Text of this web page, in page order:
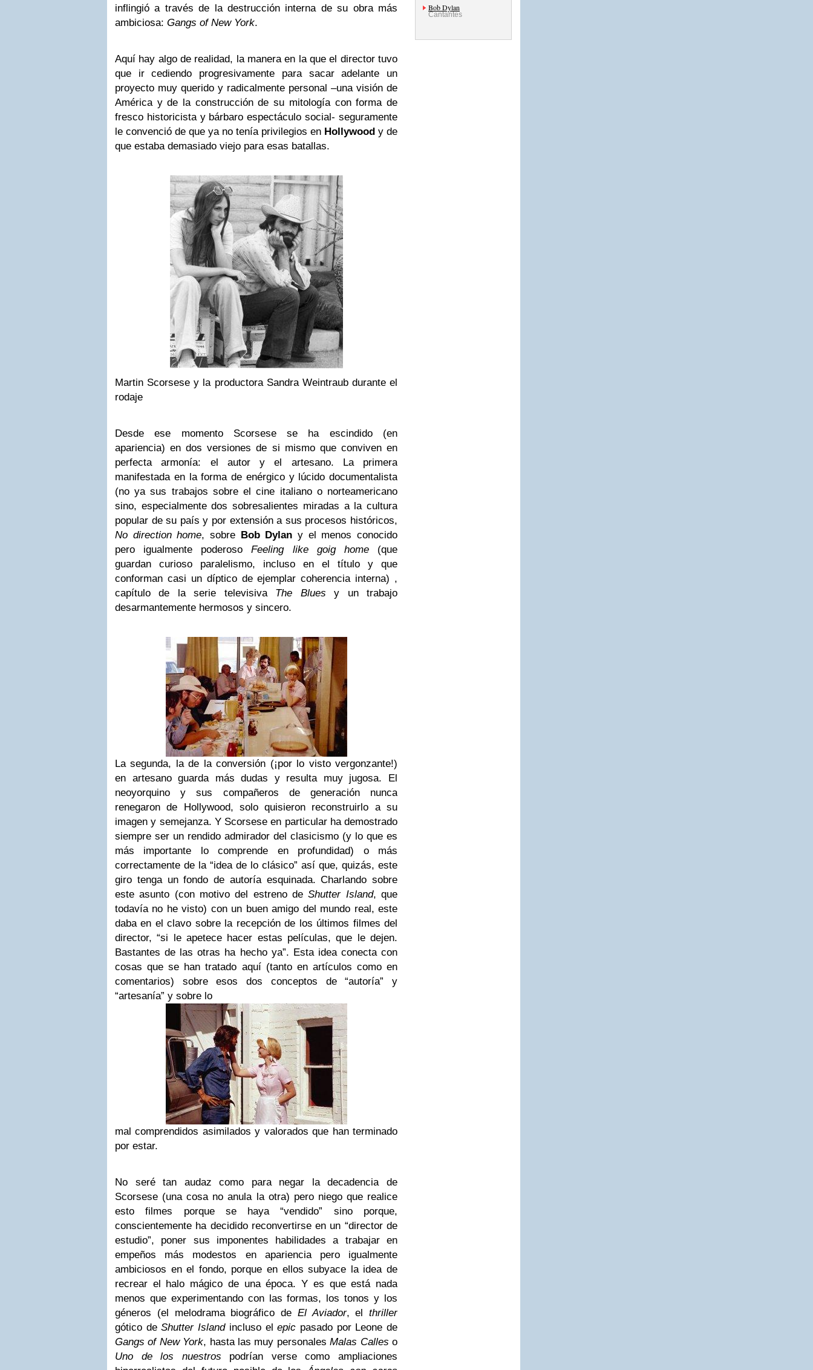
inflingió a través de la destrucción interna de su obra más
ambiciosa: Gangs of New York.
Aquí hay algo de realidad, la manera en la que el director tuvo
que ir cediendo progresivamente para sacar adelante un
proyecto muy querido y radicalmente personal –una visión de
América y de la construcción de su mitología con forma de
fresco historicista y bárbaro espectáculo social- seguramente
le convenció de que ya no tenía privilegios en Hollywood y de
que estaba demasiado viejo para esas batallas.
Martin Scorsese y la productora Sandra Weintraub durante el
rodaje
Desde ese momento Scorsese se ha escindido (en
apariencia) en dos versiones de si mismo que conviven en
perfecta armonía: el autor y el artesano. La primera
manifestada en la forma de enérgico y lúcido documentalista
(no ya sus trabajos sobre el cine italiano o norteamericano
sino, especialmente dos sobresalientes miradas a la cultura
popular de su país y por extensión a sus procesos históricos,
No direction home, sobre Bob Dylan y el menos conocido
pero igualmente poderosoFeeling like goig home(que
guardan curioso paralelismo, incluso en el título y que
conforman casi un díptico de ejemplar coherencia interna) ,
capítulo de la serie televisiva The Blues y un trabajo
desarmantemente hermosos y sincero.
La segunda, la de la conversión (¡por lo visto vergonzante!)
en artesano guarda más dudas y resulta muy jugosa. El
neoyorquino y sus compañeros de generación nunca
renegaron de Hollywood, solo quisieron reconstruirlo a su
imagen y semejanza. Y Scorsese en particular ha demostrado
siempre ser un rendido admirador del clasicismo (y lo que es
más importante lo comprende en profundidad) o más
correctamente de la “idea de lo clásico” así que, quizás, este
giro tenga un fondo de autoría esquinada. Charlando sobre
este asunto (con motivo del estreno deShutter Island, que
todavía no he visto) con un buen amigo del mundo real, este
daba en el clavo sobre la recepción de los últimos filmes del
director, “si le apetece hacer estas películas, que le dejen.
Bastantes de las otras ha hecho ya”. Esta idea conecta con
cosas que se han tratado aquí (tanto en artículos como en
comentarios) sobre esos dos conceptos de “autoría” y
“artesanía” y sobre lo
mal comprendidos asimilados y valorados que han terminado
por estar.
No seré tan audaz como para negar la decadencia de
Scorsese (una cosa no anula la otra) pero niego que realice
esto filmes porque se haya “vendido” sino porque,
conscientemente ha decidido reconvertirse en un “director de
estudio”, poner sus imponentes habilidades a trabajar en
empeños más modestos en apariencia pero igualmente
ambiciosos en el fondo, porque en ellos subyace la idea de
recrear el halo mágico de una época. Y es que está nada
menos que experimentando con las formas, los tonos y los
géneros (el melodrama biográfico de El Aviador, el thriller
gótico deShutter Islandincluso elepic pasado por Leone de
Gangs of New York, hasta las muy personalesMalas Calles o
Uno de los nuestros podrían verse como ampliaciones
Bob Dylan
Cantantes